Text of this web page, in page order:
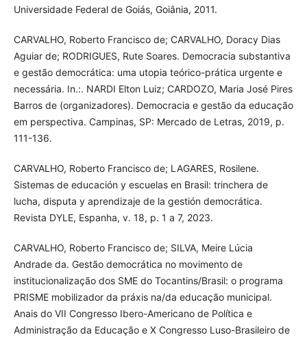
Universidade Federal de Goiás, Goiânia, 2011.
CARVALHO, Roberto Francisco de; CARVALHO, Doracy Dias
Aguiar de; RODRIGUES, Rute Soares. Democracia substantiva
e gestão democrática: uma utopia teórico-prática urgente e
necessária. In.:. NARDI Elton Luiz; CARDOZO, Maria José Pires
Barros de (organizadores). Democracia e gestão da educação
em perspectiva. Campinas, SP: Mercado de Letras, 2019, p.
111-136.
CARVALHO, Roberto Francisco de; LAGARES, Rosilene.
Sistemas de educación y escuelas en Brasil: trinchera de
lucha, disputa y aprendizaje de la gestión democrática.
Revista DYLE, Espanha, v. 18, p. 1 a 7, 2023.
CARVALHO, Roberto Francisco de; SILVA, Meire Lúcia
Andrade da. Gestão democrática no movimento de
institucionalização dos SME do Tocantins/Brasil: o programa
PRISME mobilizador da práxis na/da educação municipal.
Anais do VII Congresso Ibero-Americano de Política e
Administração da Educação e X Congresso Luso-Brasileiro de